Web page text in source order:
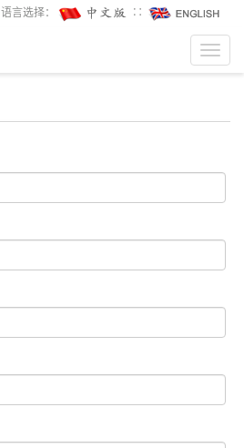
语言选择： ∷